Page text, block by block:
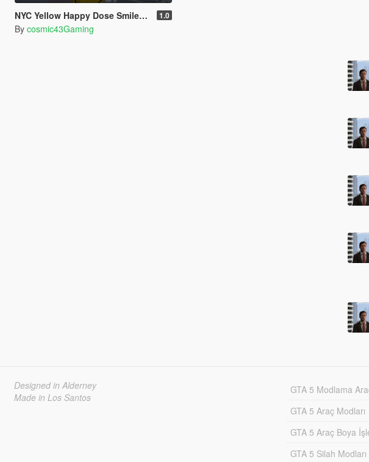
NYC Yellow Happy Dose Smiley Sweater (The Kid LAROI) for MP Male 1.0
By cosmic43Gaming
Designed in Alderney
Made in Los Santos
GTA 5 Modlama
GTA 5 Araç Modları
GTA 5 Araç Boya
GTA 5 Silah Modları